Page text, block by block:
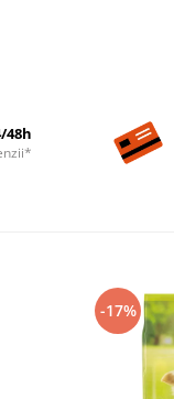
48h
-17%